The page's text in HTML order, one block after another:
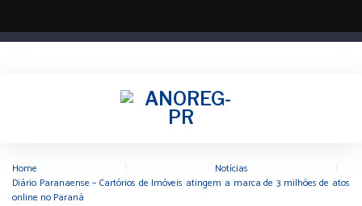
Home Notícias
Diário Paranaense – Cartórios de Imóveis atingem a marca de 3 milhões de atos
online no Paraná